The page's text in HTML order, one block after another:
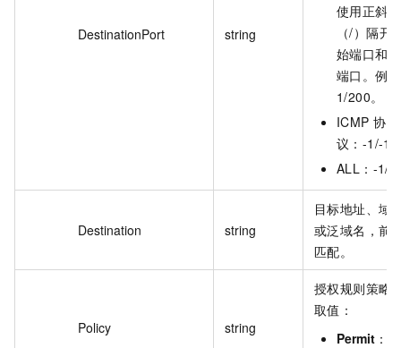
DestinationPort string
使用正斜线
（/）隔开
始端口和
端口。例
1/200。
ICMP 协
议：-1/-1
ALL：-1/-
Destination string
目标地址、域
或泛域名，前
匹配。
Policy string
授权规则策略
取值：
Permit ：